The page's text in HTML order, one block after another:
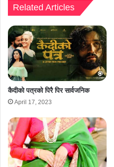
Related Articles
कैदीको पत्रको पिरै पिर सार्वजनिक
April 17, 2023